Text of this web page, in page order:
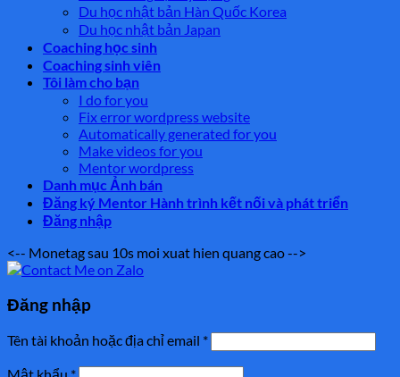
Du học nhật bản Hàn Quốc Korea
Du học nhật bản Japan
Coaching học sinh
Coaching sinh viên
Tôi làm cho bạn
I do for you
Fix error wordpress website
Automatically generated for you
Make videos for you
Mentor wordpress
Danh mục Ảnh bán
Đăng ký Mentor Hành trình kết nối và phát triển
Đăng nhập
<-- Monetag sau 10s moi xuat hien quang cao -->
Đăng nhập
Tên tài khoản hoặc địa chỉ email *